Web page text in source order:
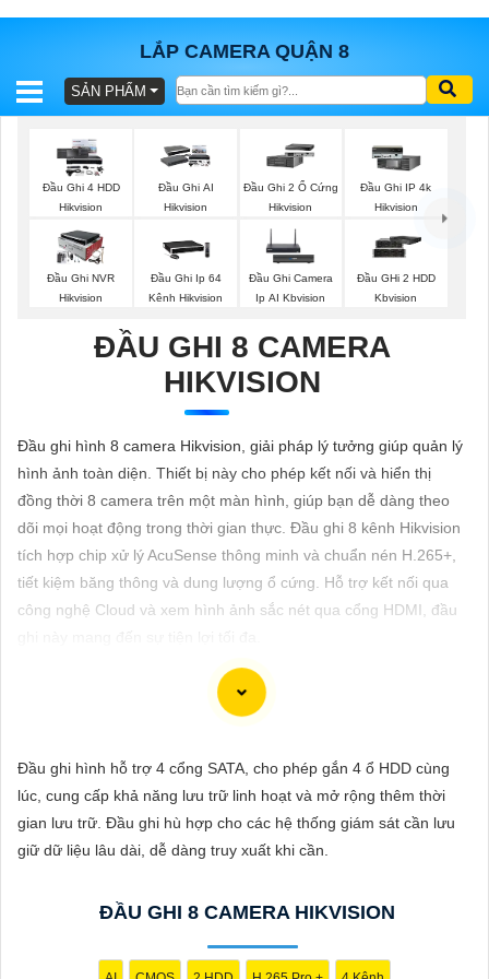
LẮP CAMERA QUẬN 8
BÁO
TRỌN
GÓI
SẢN
VẤN
LẮP
ĐẶT
PHỤ
KIỆN
VẤN
DỊCH
VỤ
SẢN PHẨM
Đầu Ghi 4 HDD
Hikvision
Đầu Ghi AI
Hikvision
Đầu Ghi 2 Ổ Cứng
Hikvision
Đầu Ghi IP 4k
Hikvision
Đầu Ghi NVR
Hikvision
Đầu Ghi Ip 64
Kênh Hikvision
Đầu Ghi Camera
Ip AI Kbvision
Đầu GHi 2 HDD
Kbvision
ĐẦU GHI 8 CAMERA
HIKVISION
Đầu ghi hình 8 camera Hikvision, giải pháp lý tưởng giúp quản lý
hình ảnh toàn diện. Thiết bị này cho phép kết nối và hiển thị
đồng thời 8 camera trên một màn hình, giúp bạn dễ dàng theo
dõi mọi hoạt động trong thời gian thực. Đầu ghi 8 kênh Hikvision
tích hợp chip xử lý AcuSense thông minh và chuẩn nén H.265+,
tiết kiệm băng thông và dung lượng ổ cứng. Hỗ trợ kết nối qua
công nghệ Cloud và xem hình ảnh sắc nét qua cổng HDMI, đầu
Chắc chắn! Dưới đây là cách bạn có thể viết một bài viết giới
chăng cho ngôi nhà hoặc doanh nghiệp của mình? Hãy cân
nhắc lắp đặt Camera Hikvision, giải pháp hàng đầu trong lĩnh
vực an ninh và giám sát. Với chất lượng hình ảnh sắc nét và giá
Đầu ghi hình hỗ trợ 4 cổng SATA, cho phép gắn 4 ổ HDD cùng
lúc, cung cấp khả năng lưu trữ linh hoạt và mở rộng thêm thời
gian lưu trữ. Đầu ghi hù hợp cho các hệ thống giám sát cần lưu
giữ dữ liệu lâu dài, dễ dàng truy xuất khi cần.
ĐẦU GHI 8 CAMERA HIKVISION